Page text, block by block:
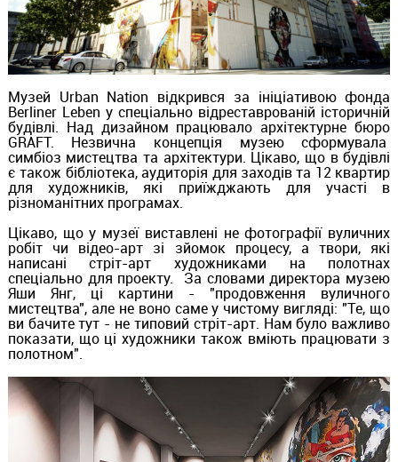
Музей Urban Nation відкрився за ініціативою фонда
Berliner Leben у спеціально відреставрованій історичній
будівлі. Над дизайном працювало архітектурне бюро
GRAFT. Незвична концепція музею сформувала
симбіоз мистецтва та архітектури. Цікаво, що в будівлі
є також бібліотека, аудиторія для заходів та 12 квартир
для художників, які приїжджають для участі в
різноманітних програмах.
Цікаво, що у музеї виставлені не фотографії вуличних
робіт чи відео-арт зі зйомок процесу, а твори, які
написані стріт-арт художниками на полотнах
спеціально для проекту. За словами директора музею
Яши Янг, ці картини - "продовження вуличного
мистецтва", але не воно саме у чистому вигляді: "Те, що
ви бачите тут - не типовий стріт-арт. Нам було важливо
показати, що ці художники також вміють працювати з
полотном".